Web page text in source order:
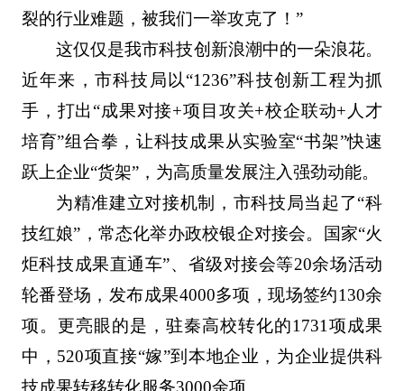
裂的行业难题，被我们一举攻克了！”
这仅仅是我市科技创新浪潮中的一朵浪花。
近年来，市科技局以“1236”科技创新工程为抓
手，打出“成果对接+项目攻关+校企联动+人才
培育”组合拳，让科技成果从实验室“书架”快速
跃上企业“货架”，为高质量发展注入强劲动能。
为精准建立对接机制，市科技局当起了“科
技红娘”，常态化举办政校银企对接会。国家“火
炬科技成果直通车”、省级对接会等20余场活动
轮番登场，发布成果4000多项，现场签约130余
项。更亮眼的是，驻秦高校转化的1731项成果
中，520项直接“嫁”到本地企业，为企业提供科
技成果转移转化服务3000余项。